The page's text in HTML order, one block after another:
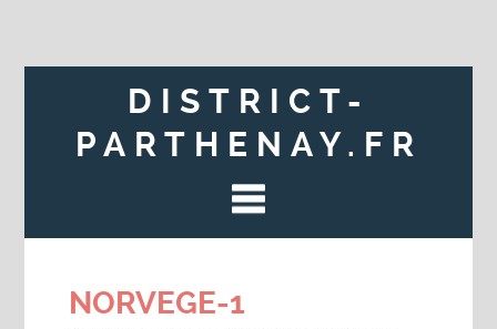
DISTRICT-
PARTHENAY.FR
NORVEGE-1